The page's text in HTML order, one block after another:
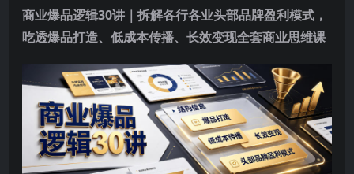
商业爆品逻辑30讲｜拆解各行各业头部品牌盈利模式，
吃透爆品打造、低成本传播、长效变现全套商业思维课